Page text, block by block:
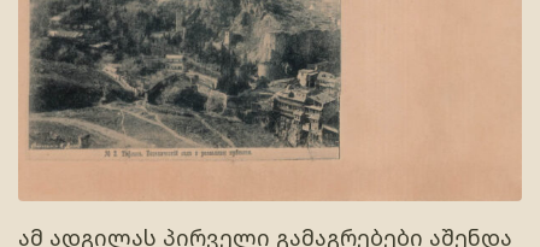
ამ ადგილას პირველი გამაგრებები აშენდა